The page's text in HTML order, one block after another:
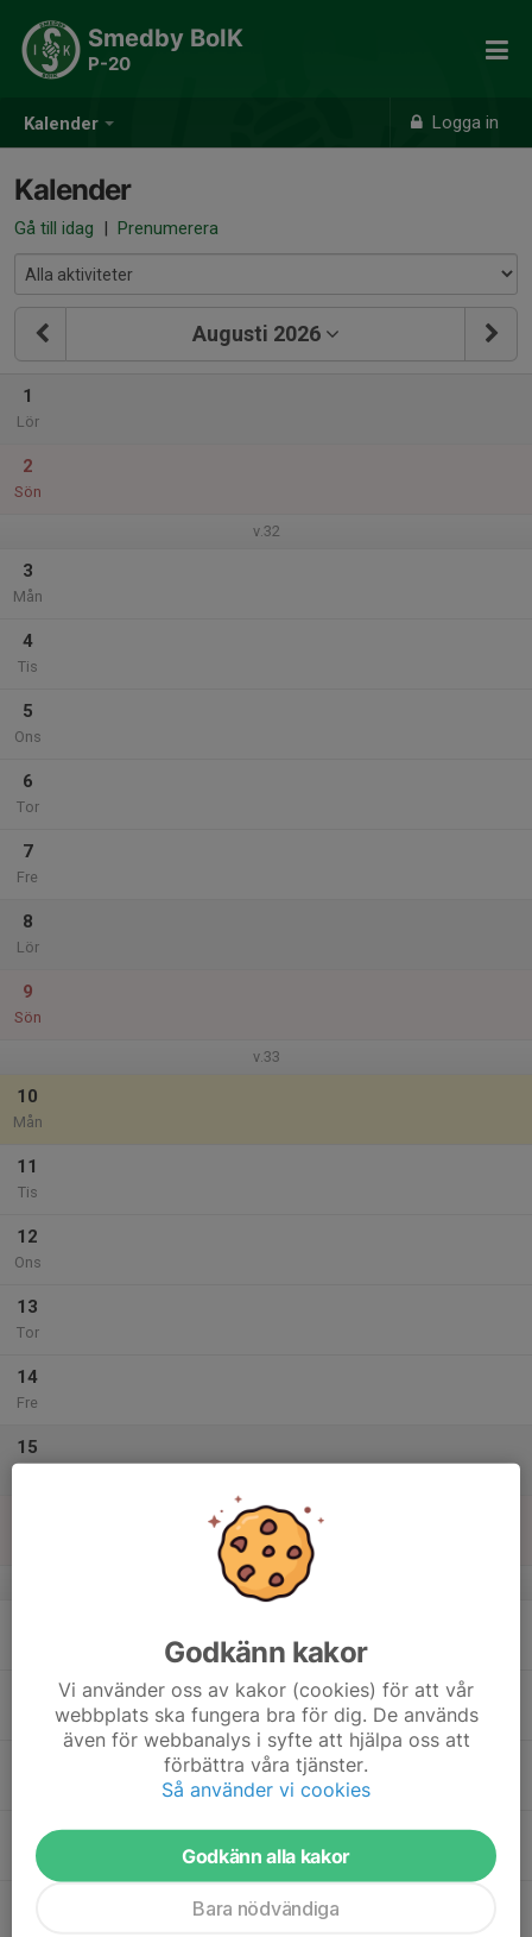
Kalender Logga in
Smedby BoIK
P-20
Kalender
Gå till idag | Prenumerera
Augusti 2026
1
Lör
2
Sön
v.32
3
Mån
4
Tis
5
Ons
6
Tor
7
Fre
8
Lör
9
Sön
v.33
10
Mån
11
Tis
12
Ons
13
Tor
14
Fre
15
v.34
Tor
Godkänn kakor
Vi använder oss av kakor (cookies) för att vår
webbplats ska fungera bra för dig. De används
även för webbanalys i syfte att hjälpa oss att
förbättra våra tjänster.
Så använder vi cookies
Godkänn alla kakor
Bara nödvändiga